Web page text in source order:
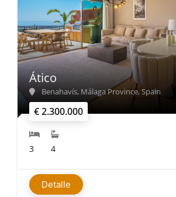
€ 2.300.000
Ático
Benahavís, Málaga Province, Spain
3 4
Detalle